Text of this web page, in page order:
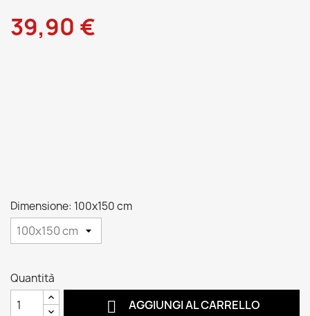
39,90 €
Dimensione: 100x150 cm
Quantità
 AGGIUNGI AL CARRELLO